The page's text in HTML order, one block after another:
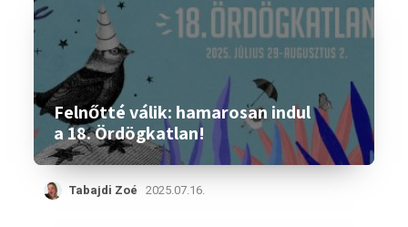
Felnőtté válik: hamarosan indul
a 18. Ördögkatlan!
Tabajdi Zoé 2025.07.16.